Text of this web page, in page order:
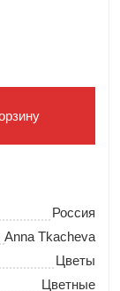
Россия
Anna Tkacheva
Цветы
Цветные